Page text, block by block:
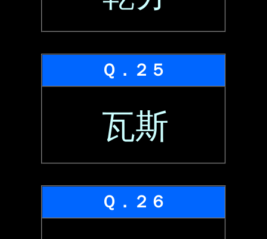
Ｑ．２５
瓦斯
Ｑ．２６